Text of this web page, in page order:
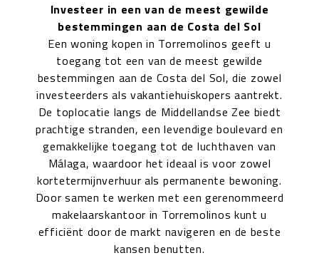
Investeer in een van de meest gewilde
bestemmingen aan de Costa del Sol
Een woning kopen in Torremolinos geeft u
toegang tot een van de meest gewilde
bestemmingen aan de Costa del Sol, die zowel
investeerders als vakantiehuiskopers aantrekt.
De toplocatie langs de Middellandse Zee biedt
prachtige stranden, een levendige boulevard en
gemakkelijke toegang tot de luchthaven van
Málaga, waardoor het ideaal is voor zowel
kortetermijnverhuur als permanente bewoning.
Door samen te werken met een gerenommeerd
makelaarskantoor in Torremolinos kunt u
efficiënt door de markt navigeren en de beste
kansen benutten.